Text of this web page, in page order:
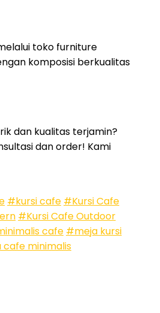
toko furniture
komposisi berkualitas
dan kualitas terjamin?
dan order! Kami
#kursi cafe #Kursi Cafe
#Kursi Cafe Outdoor
cafe #meja kursi
minimalis